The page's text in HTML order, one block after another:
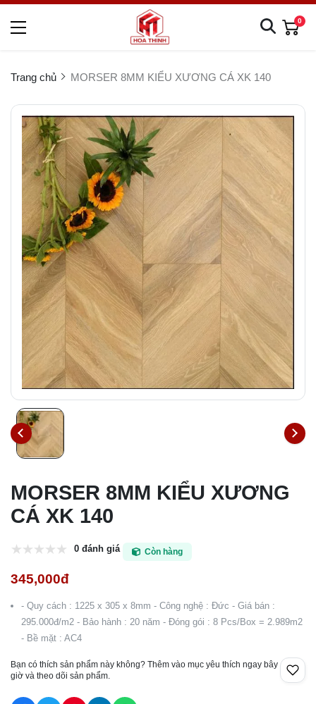
0
Trang chủ MORSER 8MM KIỂU XƯƠNG CÁ XK 140
MORSER 8MM KIỂU XƯƠNG
CÁ XK 140
0 đánh giá Còn hàng
345,000đ
- Quy cách : 1225 x 305 x 8mm - Công nghệ : Đức - Giá bán :
295.000đ/m2 - Bảo hành : 20 năm - Đóng gói : 8 Pcs/Box = 2.989m2
- Bề mặt : AC4
Bạn có thích sản phẩm này không? Thêm vào mục yêu thích ngay bây
giờ và theo dõi sản phẩm.